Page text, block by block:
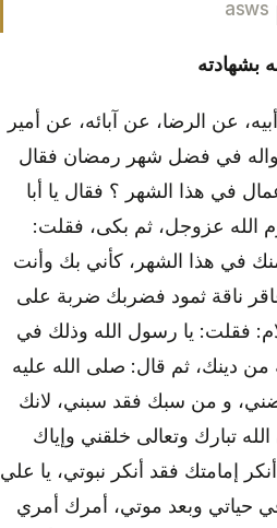
asws
بشهادته
عن الرضا، عن آبائه، عن أمير
واله في فضل شهر رمضان فقال
في هذا الشهر ؟ فقال يا أبا
الله عزوجل، ثم بكى، فقلت:
في هذا الشهر، كأني بك وأنت
ناقة ثمود فضربك ضربة على
فقلت: يا رسول الله وذلك في
دينك، ثم قال: صلى الله عليه
و من سبك فقد سبني، لانك
تبارك وتعالى خلقني وإياك
إمامتك فقد أنكر نبوتي، يا علي
حياتي وبعد موتي، أمرك أمري